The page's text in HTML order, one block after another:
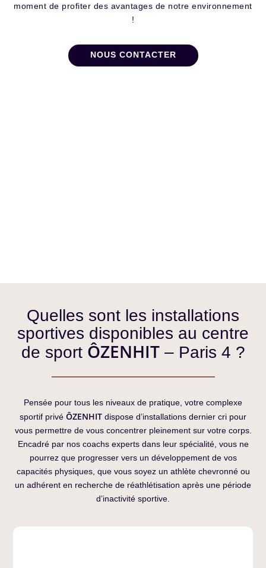
moment de profiter des avantages de notre environnement
!
NOUS CONTACTER
Quelles sont les installations
sportives disponibles au centre
de sport ÔZENHIT– Paris 4 ?
Pensée pour tous les niveaux de pratique, votre complexe
sportif privé ÔZENHIT dispose d’installations dernier cri pour
vous permettre de vous concentrer pleinement sur votre corps.
Encadré par nos coachs experts dans leur spécialité, vous ne
pourrez que progresser vers un développement de vos
capacités physiques, que vous soyez un athlète chevronné ou
un adhérent en recherche de réathlétisation après une période
d’inactivité sportive.